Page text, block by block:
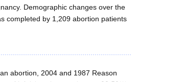
Demographic changes over the
completed by 1,209 abortion patients
abortion, 2004 and 1987 Reason